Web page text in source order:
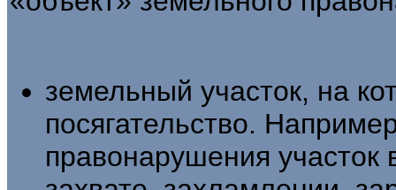
земельный участок, на
посягательство.
правонарушения участок